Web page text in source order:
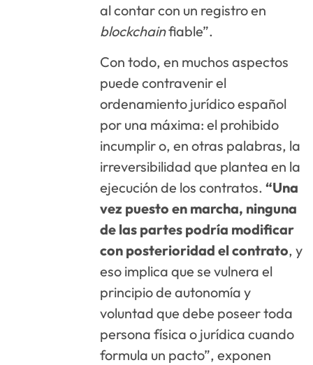
al contar con un registro en
blockchainfiable”.
Con todo, en muchos aspectos
puede contravenir el
ordenamiento jurídico español
por una máxima: el prohibido
incumplir o, en otras palabras, la
irreversibilidad que plantea en la
ejecución de los contratos.“Una
vez puesto en marcha, ninguna
de las partes podría modificar
con posterioridad el contrato, y
eso implica que se vulnera el
principio de autonomía y
voluntad que debe poseer toda
persona física o jurídica cuando
formula un pacto”, exponen